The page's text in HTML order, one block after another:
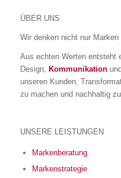
ÜBER UNS
Wir denken nicht nur
Aus echten Werten entsteht
Design, Kommunikation
unseren Kunden,
zu machen und nachhaltig
UNSERE LEISTUNGEN
Markenberatung
Markenstrategie